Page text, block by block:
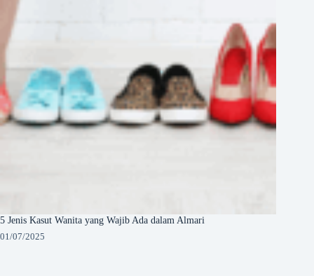
5 Jenis Kasut Wanita yang Wajib Ada dalam Almari
01/07/2025